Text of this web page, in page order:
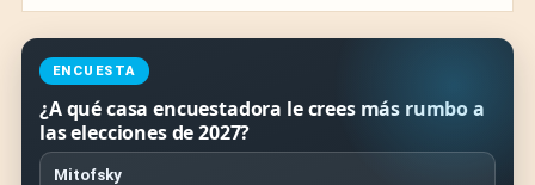
ENCUESTA
¿A qué casa encuestadora le crees más rumbo a
las elecciones de 2027?
Mitofsky